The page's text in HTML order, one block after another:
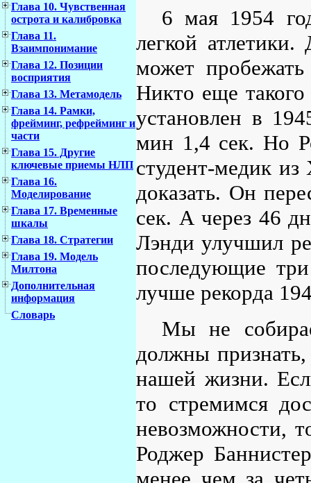
Глава 10. Чувственная
острота и калибровка
Глава 11.
Взаимпонимание
Глава 12. Позиции
восприятия
Глава 13. Метамодель
Глава 14. Рамки,
фрейминг, рефрейминг и
части
Глава 15. Другие
ключевые приемы НЛП
Глава 16.
Моделирование
Глава 17. Временные
шкалы
Глава 18. Стратегии
Глава 19. Модель
Милтона
Дополнительная
информация
Словарь
6 мая 1954
легкой
может
Никто еще
установлен в
мин 1,4 сек. Но
студент-медик
доказать. Он
сек. А через 46
Лэнди улучшил
последующие три
лучше рекорда
Мы не
должны
нашей жизни.
то стремимся
невозможности,
Роджер